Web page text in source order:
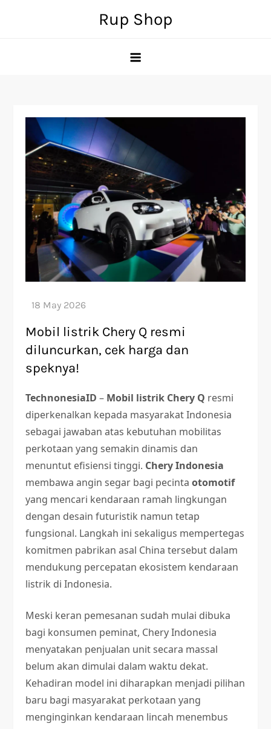
Rup Shop
Mobil listrik Chery Q resmi
diluncurkan, cek harga dan
speknya!
TechnonesiaID – Mobil listrik Chery Q resmi
diperkenalkan kepada masyarakat Indonesia
sebagai jawaban atas kebutuhan mobilitas
perkotaan yang semakin dinamis dan
menuntut efisiensi tinggi. Chery Indonesia
membawa angin segar bagi pecintaotomotif
yang mencari kendaraan ramah lingkungan
dengan desain futuristik namun tetap
fungsional. Langkah ini sekaligus mempertegas
komitmen pabrikan asal China tersebut dalam
mendukung percepatan ekosistem kendaraan
listrik di Indonesia.
Meski keran pemesanan sudah mulai dibuka
bagi konsumen peminat, Chery Indonesia
menyatakan penjualan unit secara massal
belum akan dimulai dalam waktu dekat.
Kehadiran model ini diharapkan menjadi pilihan
baru bagi masyarakat perkotaan yang
menginginkan kendaraan lincah menembus